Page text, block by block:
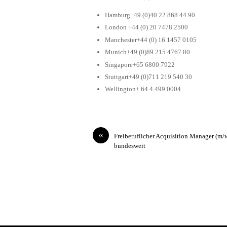
Hamburg+49 (0)40 22 868 44 90
London +44 (0) 20 7478 2500
Manchester+44 (0) 16 1457 0105
Munich+49 (0)89 215 4767 80
Singapore+65 6800 7922
Stuttgart+49 (0)711 219 540 30
Wellington+ 64 4 499 0004
«
Freiberuflicher Acquisition Manager (m/
bundesweit